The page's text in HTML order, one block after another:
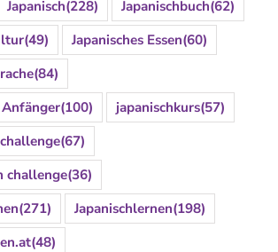
Japanisch(228) Japanischbuch(62)
(49) Japanisches Essen(60)
(84)
(100) japanischkurs(57)
(67)
challenge(36)
(271) Japanischlernen(198)
(48)